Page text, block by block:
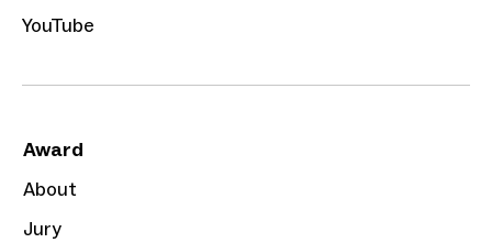
YouTube
Award
About
Jury